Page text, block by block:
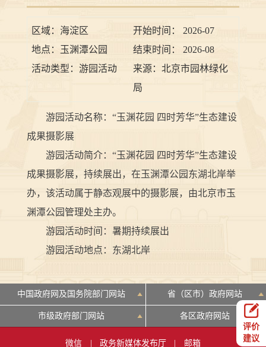
区域： 海淀区 开始时间：
2026-07
地点：
玉渊潭公园 结束时间：
2026-08
活动类型： 游园活动 来源： 北京市园林绿化
局
游园活动名称：“玉渊花园 四时芳华”生态建设
成果摄影展
游园活动简介：“玉渊花园 四时芳华”生态建设
成果摄影展，持续展出，在玉渊潭公园东湖北岸举
办，该活动属于静态观展中的摄影展，由北京市玉
渊潭公园管理处主办。
游园活动时间：暑期持续展出
游园活动地点：东湖北岸
评价
建议
中国政府网及国务院部门网站 省（区市）政府网站
市级政府部门网站 各区政府网站
微信 政务新媒体发布厅 邮箱